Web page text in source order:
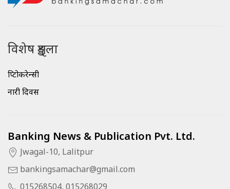
विशेष शृङ्खला
क्रिप्टोकरेन्सी
नारी दिवस
Banking News & Publication Pvt. Ltd.
Jwagal-10, Lalitpur
bankingsamachar@gmail.com